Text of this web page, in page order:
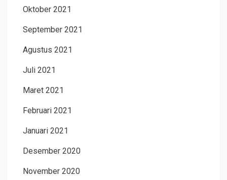
Oktober 2021
September 2021
Agustus 2021
Juli 2021
Maret 2021
Februari 2021
Januari 2021
Desember 2020
November 2020